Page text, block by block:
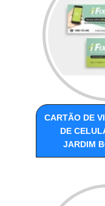
CARTÃO DE
DE
JARDIM